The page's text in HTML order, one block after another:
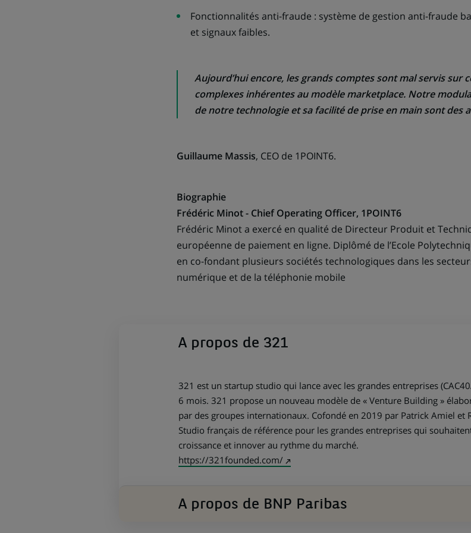
Fonctionnalités anti-fraude : système de gestion anti-fraude
et signaux faibles.
Aujourd’hui encore, les grands comptes sont mal servis sur
complexes inhérentes au modèle marketplace. Notre
de notre technologie et sa facilité de prise en main sont des
Guillaume Massis, CEO de 1POINT6.
Biographie
Frédéric Minot - Chief Operating Officer, 1POINT6
Frédéric Minot a exercé en qualité de Directeur Produit et
européenne de paiement en ligne. Diplômé de l’Ecole
en co-fondant plusieurs sociétés technologiques dans les
numérique et de la téléphonie mobile
A propos de 321
321 est un startup studio qui lance avec les grandes entreprises
6 mois. 321 propose un nouveau modèle de « Venture Building »
par des groupes internationaux. Cofondé en 2019 par Patrick Amiel et
Studio français de référence pour les grandes entreprises qui
croissance et innover au rythme du marché.
https://321founded.com/(Ce
dans
A propos de BNP Paribas